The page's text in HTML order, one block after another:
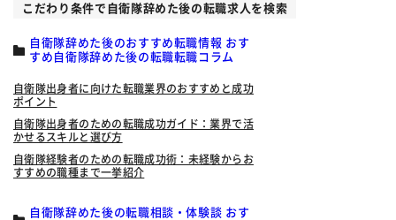
こだわり条件で自衛隊辞めた後の転職求人を検索
自衛隊辞めた後のおすすめ転職情報 おす
すめ自衛隊辞めた後の転職転職コラム
自衛隊出身者に向けた転職業界のおすすめと成功
ポイント
自衛隊出身者のための転職成功ガイド：業界で活
かせるスキルと選び方
自衛隊経験者のための転職成功術：未経験からお
すすめの職種まで一挙紹介
自衛隊辞めた後の転職相談・体験談 おす